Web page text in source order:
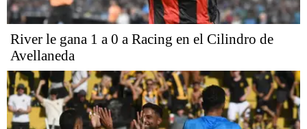
River le gana 1 a 0 a Racing en el Cilindro de
Avellaneda